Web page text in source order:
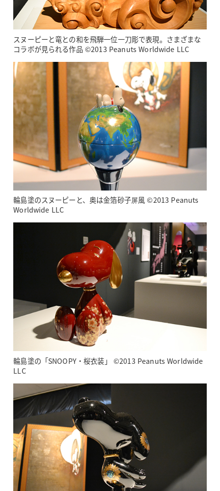
スヌーピーと竜との和を飛騨一位一刀彫で表現。さまざまな
コラボが見られる作品 ©2013 Peanuts Worldwide LLC
輪島塗のスヌーピーと、奥は金箔砂子屏風 ©2013 Peanuts
Worldwide LLC
輪島塗の「SNOOPY・桜衣装」 ©2013 Peanuts Worldwide
LLC